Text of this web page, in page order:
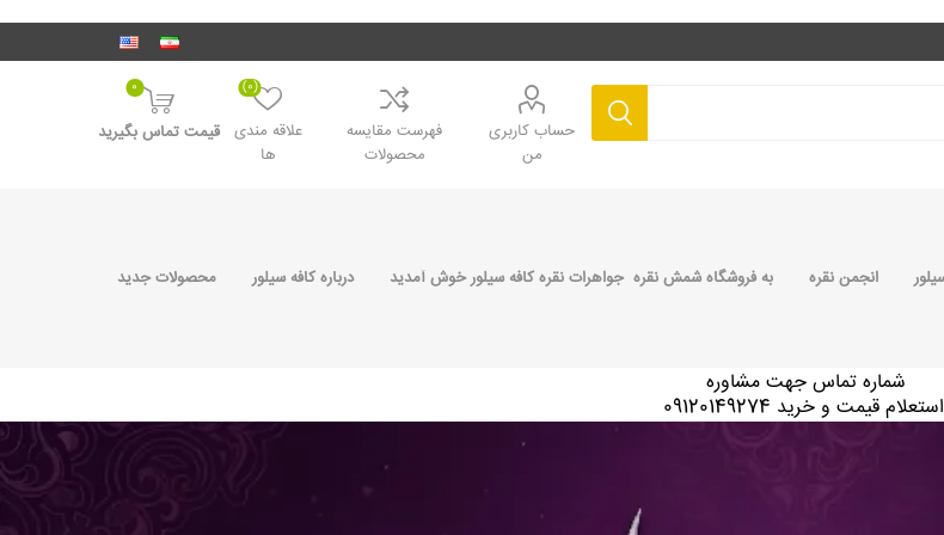
حساب کاربری
من
فهرست مقایسه
محصولات
علاقه مندی
ها
(0)
0
قیمت تماس بگیرید
انجمن نقره به فروشگاه شمش نقره جواهرات نقره کافه سیلور خوش آمدید درباره کافه سیلور محصولات جدید
شماره تماس جهت مشاوره
استعلام قیمت و خرید 09120149274